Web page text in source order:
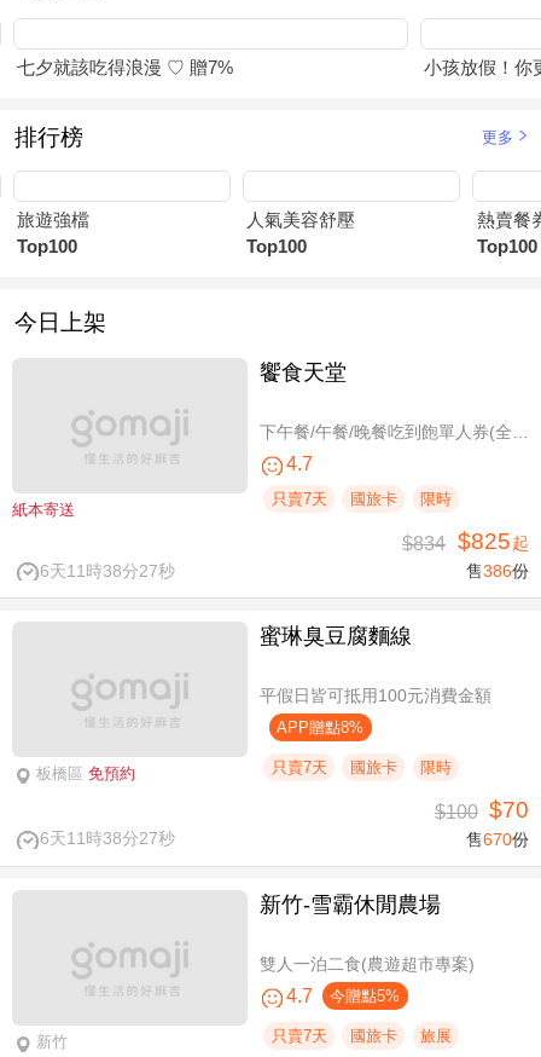
七夕就該吃得浪漫 ♡ 贈7% 小孩放假！你
排行榜 更多
旅遊強檔
Top100
人氣美容舒壓
Top100
熱賣餐
Top100
今日上架
紙本寄送
饗食天堂
4.7
只賣7天 國旅卡 限時
6天11時38分27秒
$834 $825起
售386份
板橋區 免預約
蜜琳臭豆腐麵線
平假日皆可抵用100元消費金額
APP贈點8%
只賣7天 國旅卡 限時
6天11時38分27秒
$100 $70
售670份
新竹
新竹-雪霸休閒農場
雙人一泊二食(農遊超市專案)
4.7 今贈點5%
只賣7天 國旅卡 旅展